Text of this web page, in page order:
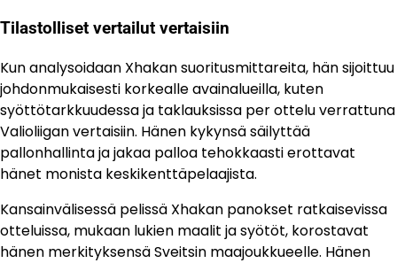
Tilastolliset vertailut vertaisiin
Kun analysoidaan Xhakan suoritusmittareita, hän sijoittuu
johdonmukaisesti korkealle avainalueilla, kuten
syöttötarkkuudessa ja taklauksissa per ottelu verrattuna
Valioliigan vertaisiin. Hänen kykynsä säilyttää
pallonhallinta ja jakaa palloa tehokkaasti erottavat
hänet monista keskikenttäpelaajista.
Kansainvälisessä pelissä Xhakan panokset ratkaisevissa
otteluissa, mukaan lukien maalit ja syötöt, korostavat
hänen merkityksensä Sveitsin maajoukkueelle. Hänen